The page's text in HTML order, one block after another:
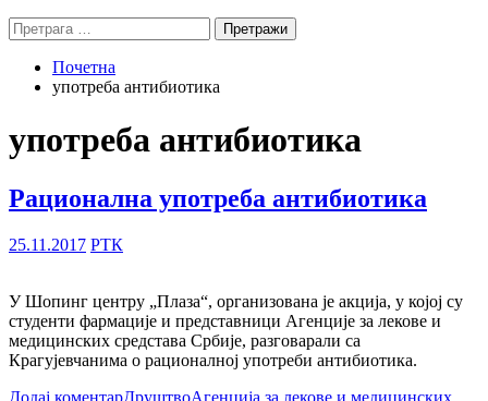
Претрага
за:
Почетна
употреба антибиотика
употреба антибиотика
Рационална употреба антибиотика
25.11.2017 РТК
У Шопинг центру „Плаза“, организована је акција, у којој су
студенти фармације и представници Агенције за лекове и
медицинских средстава Србије, разговарали са
Крагујевчанима о рационалној употреби антибиотика.
Додај коментарДруштвоАгенција за лекове и медицинских